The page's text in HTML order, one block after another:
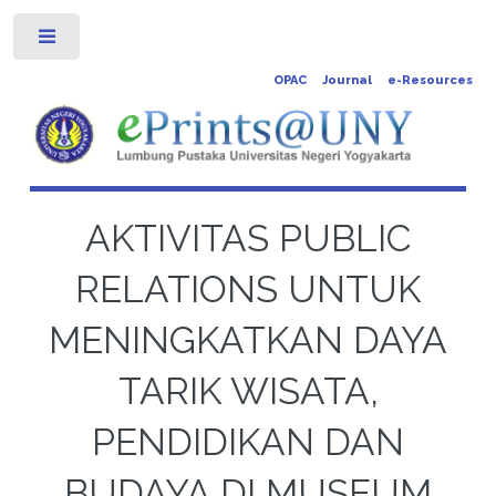
OPAC Journal e-Resources
AKTIVITAS PUBLIC
RELATIONS UNTUK
MENINGKATKAN DAYA
TARIK WISATA,
PENDIDIKAN DAN